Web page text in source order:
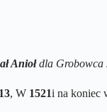
Aniołdla Grobowca
, W 1521i na koniec